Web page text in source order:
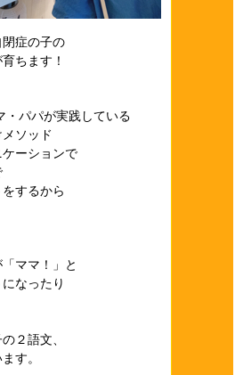
症の子の
ちます！
・パパが実践している
ソッド
ーションで
するから
ママ！」と
なったり
２語文、
す。